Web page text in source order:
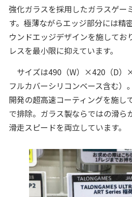
強化ガラスを採用したガラスゲー
す。極薄ながらエッジ部分には精
ウンドエッジデザインを施してお
レスを最小限に抑えています。
サイズは490（W）×420（D）
フルカバーシリコンベース含む）
開発の超高速コーティングを施し
で排除。ガラス製ならではの滑ら
滑走スピードを両立しています。